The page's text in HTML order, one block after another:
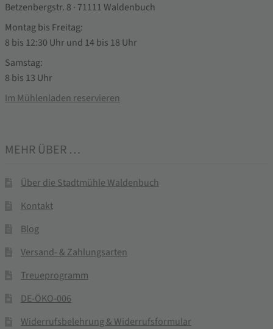
Betzenbergstr. 8 · 71111 Waldenbuch
Montag bis Freitag:
8 bis 12:30 Uhr und 14 bis 18 Uhr
Samstag:
8 bis 13 Uhr
Im Mühlenladen reservieren
MEHR ÜBER …
Über die Stadtmühle Waldenbuch
Kontakt
Blog
Versand- & Zahlungsarten
Treueprogramm
DE-ÖKO-006
Widerrufsbelehrung & Widerrufsformular